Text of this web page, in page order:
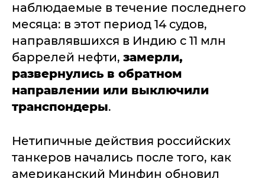
наблюдаемые в течение последнего
месяца: в этот период 14 судов,
направлявшихся в Индию с 11 млн
баррелей нефти, замерли,
развернулись в обратном
направлении или выключили
транспондеры.
Нетипичные действия российских
танкеров начались после того, как
американский Минфин обновил